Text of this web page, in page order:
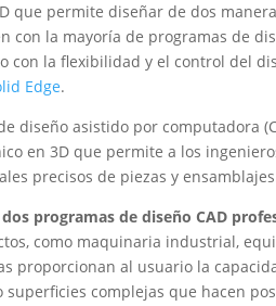
que permite diseñar de dos
con la mayoría de programas de
con la flexibilidad y el control del
Edge.
diseño asistido por computadora
en 3D que permite a los
precisos de piezas y
programas de diseño CAD
como maquinaria industrial,
proporcionan al usuario la
superficies complejas que hacen